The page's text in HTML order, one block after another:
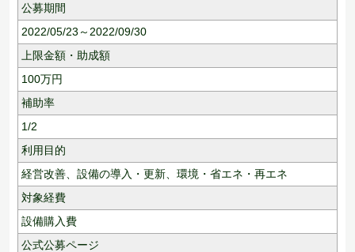
公募期間
2022/05/23～2022/09/30
上限金額・助成額
100万円
補助率
1/2
利用目的
経営改善、 設備の導入・更新、 環境・省エネ・再エネ
対象経費
設備購入費
公式公募ページ